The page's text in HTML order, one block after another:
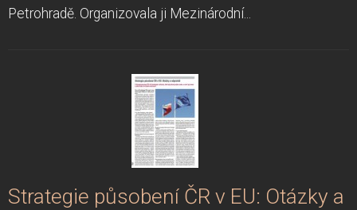
Petrohradě. Organizovala ji Mezinárodní...
Strategie působení ČR v EU: Otázky a